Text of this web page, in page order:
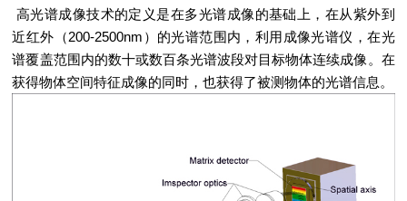
高光谱成像技术的定义是在多光谱成像的基础上，在从紫外到
近红外（200-2500nm）的光谱范围内，利用成像光谱仪，在光
谱覆盖范围内的数十或数百条光谱波段对目标物体连续成像。在
获得物体空间特征成像的同时，也获得了被测物体的光谱信息。